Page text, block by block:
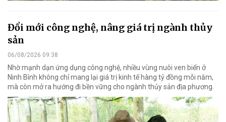
Đổi mới công nghệ, nâng giá trị ngành thủy
sản
06/08/2026 09:38
Nhờ mạnh dạn ứng dụng công nghệ, nhiều vùng nuôi ven biển ở
Ninh Bình không chỉ mang lại giá trị kinh tế hàng tỷ đồng mỗi năm,
mà còn mở ra hướng đi bền vững cho ngành thủy sản địa phương.